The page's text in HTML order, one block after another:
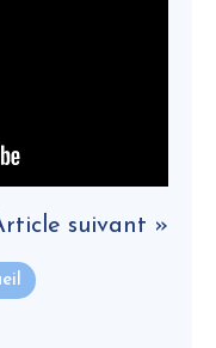
suivant »